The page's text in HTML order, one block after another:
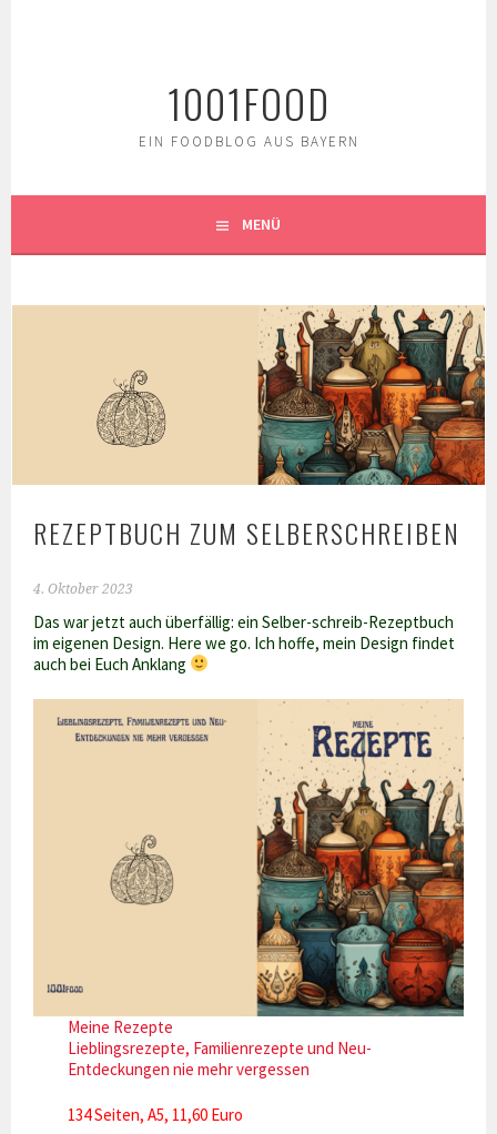
1001FOOD
EIN FOODBLOG AUS BAYERN
MENÜ
REZEPTBUCH ZUM SELBERSCHREIBEN
4. Oktober 2023
Das war jetzt auch überfällig: ein Selber-schreib-Rezeptbuch
im eigenen Design. Here we go. Ich hoffe, mein Design findet
auch bei Euch Anklang
Meine Rezepte
Lieblingsrezepte, Familienrezepte und Neu-
Entdeckungen nie mehr vergessen
134 Seiten, A5, 11,60 Euro